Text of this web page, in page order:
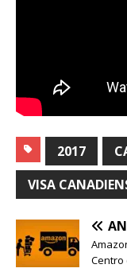
2017
VISA
Centro